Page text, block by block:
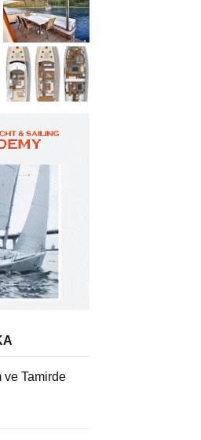
ve Tamirde